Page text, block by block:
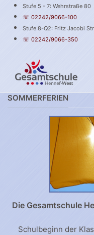
Stufe 5 - 7: Wehrstraße 80
☏ 02242/9066-100
Stufe 8-Q2: Fritz Jacobi
☏ 02242/9066-350
SOMMERFERIEN
Die Gesamtschule
Schulbeginn der